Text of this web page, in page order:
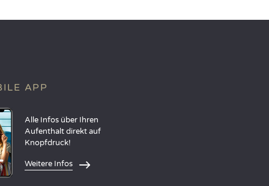
APP
Alle Infos über Ihren
Aufenthalt direkt auf
Knopfdruck!
Weitere Infos